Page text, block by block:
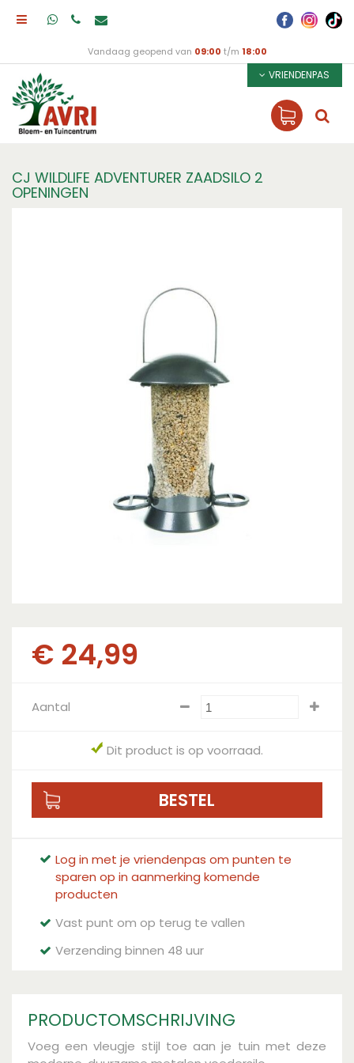
Vandaag geopend van 09:00 t/m 18:00
VRIENDENPAS
CJ WILDLIFE ADVENTURER ZAADSILO 2
OPENINGEN
€ 24,99
Aantal
Dit product is op voorraad.
Log in met je vriendenpas om punten te
sparen op in aanmerking komende
producten
Vast punt om op terug te vallen
Verzending binnen 48 uur
PRODUCTOMSCHRIJVING
Voeg een vleugje stijl toe aan je tuin met deze